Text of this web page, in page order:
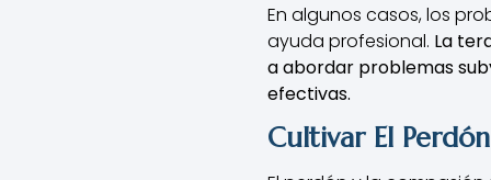
En algunos casos, los
ayuda profesional. La
a abordar problemas
efectivas.
Cultivar El